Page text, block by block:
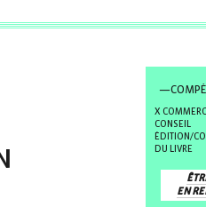
CONSEIL
ÉDITION/
DU LIVRE
EN